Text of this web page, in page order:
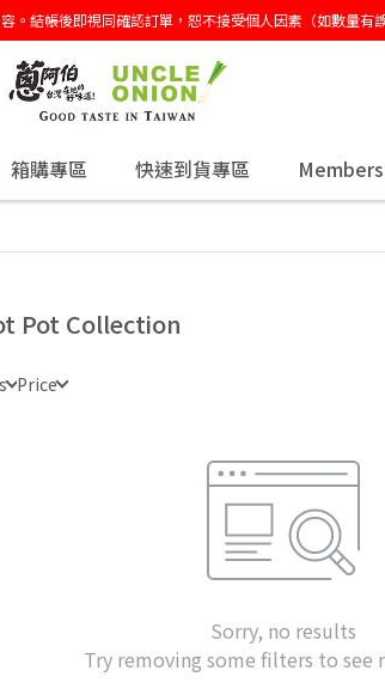
結帳後即視同確認訂單，恕不接受個人因素（如數量有
箱購專區 快速到貨專區
Pot Collection
Price
Sorry, no results
Try removing some filters to see